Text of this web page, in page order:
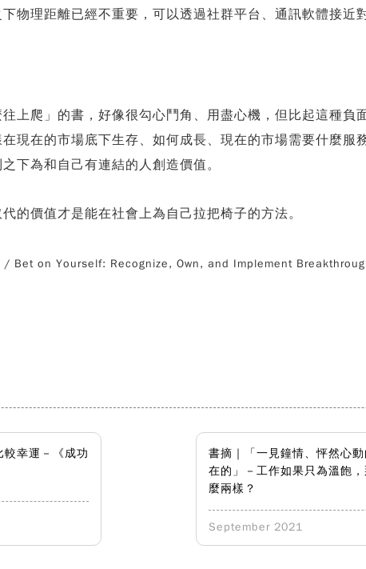
物理距離已經不重要，可以透過社群平台、通訊軟體接近
上爬」的書，好像很勾心鬥角、用盡心機，但比起這種負
現在的市場底下生存、如何成長、現在的市場需要什麼服
下為和自己有連結的人創造價值。
的價值才是能在社會上為自己拉把椅子的方法。
/ Bet on Yourself: Recognize, Own, and Implement
幸運－《成功
書摘｜「一見鐘情、怦然心
在的」－工作如果只為溫飽
麼兩樣？
September 2021